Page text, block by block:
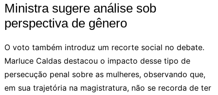
Ministra sugere análise sob
perspectiva de gênero
O voto também introduz um recorte social no debate.
Marluce Caldas destacou o impacto desse tipo de
persecução penal sobre as mulheres, observando que,
em sua trajetória na magistratura, não se recorda de ter